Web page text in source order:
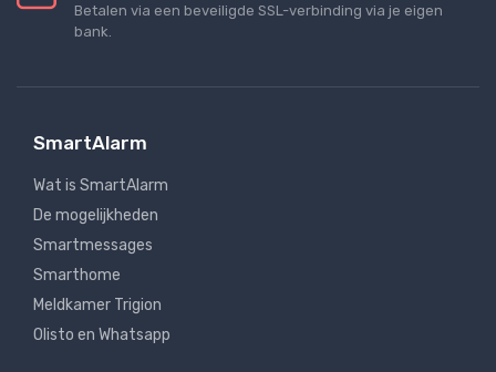
Betalen via een beveiligde SSL-verbinding via je eigen
bank.
SmartAlarm
Wat is SmartAlarm
De mogelijkheden
Smartmessages
Smarthome
Meldkamer Trigion
Olisto en Whatsapp